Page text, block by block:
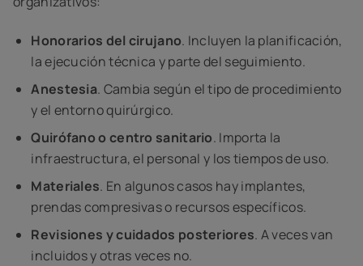
Honorarios del cirujano. Incluyen la planificación,
la ejecución técnica y parte del seguimiento.
Anestesia. Cambia según el tipo de procedimiento
y el entorno quirúrgico.
Quirófano o centro sanitario. Importa la
infraestructura, el personal y los tiempos de uso.
Materiales. En algunos casos hay implantes,
prendas compresivas o recursos específicos.
Revisiones y cuidados posteriores. A veces van
incluidos y otras veces no.